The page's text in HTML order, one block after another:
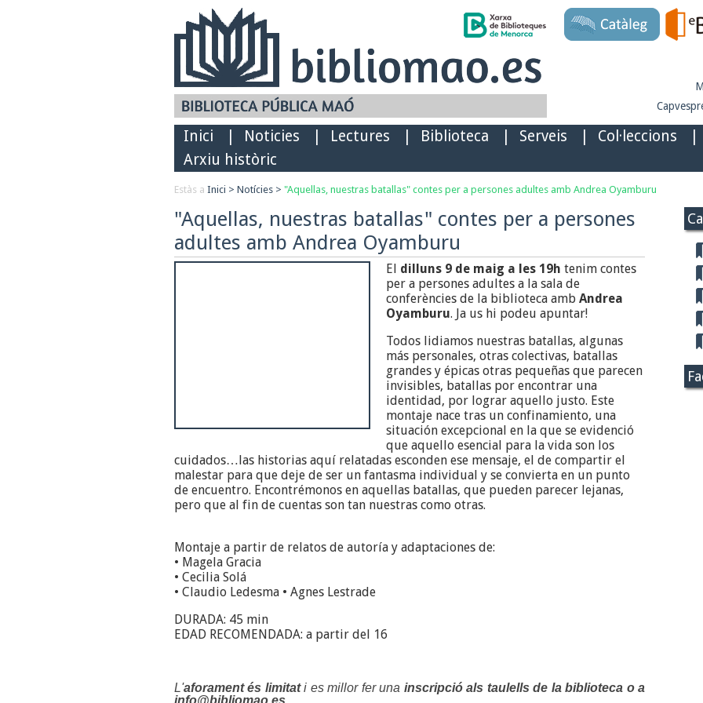
Inici Noticies Lectures Biblioteca Serveis Col·leccions
Arxiu històric
Estàs a Inici > Notícies > "Aquellas, nuestras batallas" contes per a persones adultes amb Andrea Oyamburu
"Aquellas, nuestras batallas" contes per a persones
adultes amb Andrea Oyamburu
El dilluns 9 de maig a les 19h tenim contes
per a persones adultes a la sala de
conferències de la biblioteca amb Andrea
Oyamburu. Ja us hi podeu apuntar!
Todos lidiamos nuestras batallas, algunas
más personales, otras colectivas, batallas
grandes y épicas otras pequeñas que parecen
invisibles, batallas por encontrar una
identidad, por lograr aquello justo. Este
montaje nace tras un confinamiento, una
situación excepcional en la que se evidenció
que aquello esencial para la vida son los
cuidados…las historias aquí relatadas esconden ese mensaje, el de compartir el
malestar para que deje de ser un fantasma individual y se convierta en un punto
de encuentro. Encontrémonos en aquellas batallas, que pueden parecer lejanas,
pero que al fin de cuentas son tan nuestras como otras.
Montaje a partir de relatos de autoría y adaptaciones de:
• Magela Gracia
• Cecilia Solá
• Claudio Ledesma • Agnes Lestrade
DURADA: 45 min
EDAD RECOMENDADA: a partir del 16
L'aforament és limitati es millor fer una inscripció als taulells de la biblioteca o a
info@bibliomao.es